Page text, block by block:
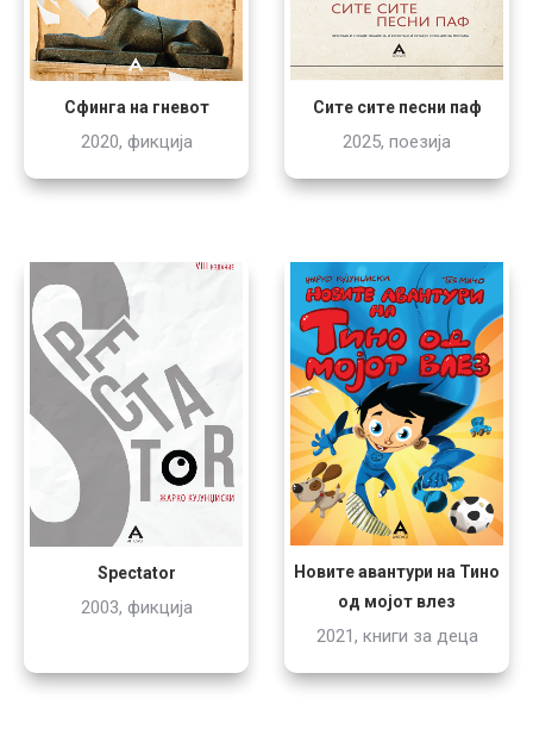
Сфинга на гневот
2020, фикција
Сите сите песни паф
2025, поезија
Spectator
2003, фикција
Новите авантури на Тино
од мојот влез
2021, книги за деца